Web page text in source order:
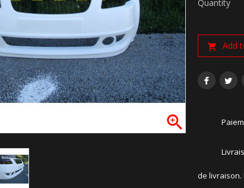

Quantity
 Add
de livraison.